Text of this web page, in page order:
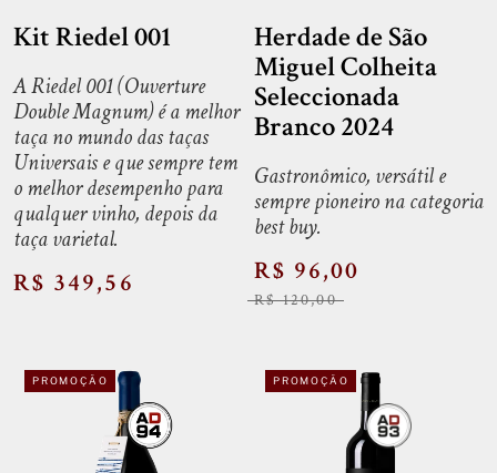
Kit Riedel 001
A Riedel 001 (Ouverture
Double Magnum) é a melhor
taça no mundo das taças
Universais e que sempre tem
o melhor desempenho para
qualquer vinho, depois da
taça varietal.
R$ 349,56
Herdade de São
Miguel Colheita
Seleccionada
Branco 2024
Gastronômico, versátil e
sempre pioneiro na categoria
best buy.
R$ 96,00
R$ 120,00
PROMOÇÃO PROMOÇÃO